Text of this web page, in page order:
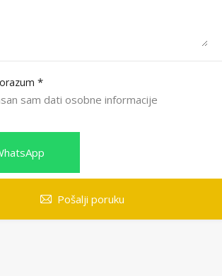
*
sam dati osobne informacije
Pošalji poruku